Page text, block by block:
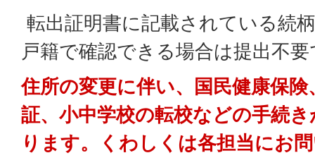
転出証明書に記載されている続
戸籍で確認できる場合は提出不
住所の変更に伴い、国民健康保
証、小中学校の転校などの手続
ります。くわしくは各担当にお